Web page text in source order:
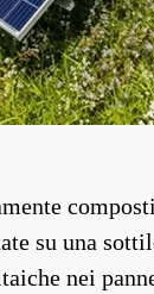
su una
nei